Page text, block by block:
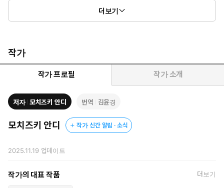
스로 생각하는 힘을 되찾아야 한다’는 화두를 던지며 생성형 AI가 빠
르게 확산된 일본 사회에 큰 반향을 일으켰다. 한국 사회 또한 마찬
저자 모치즈키 안디는 세계 4대 컨설팅 회사에서 4년 연속 최우수
직원으로 선정된 로지컬 씽킹 전문가다. 그는 자신의 풍부한 경험
을 바탕으로 로지컬 씽킹을 업데이트하고, 이 책을 통해 논리를 갖
추면서도 창의적으로 문제를 해결하는 구체적인 방법을 소개한
다. 무엇보다 회의?보고?기획?영업 등 다양한 비즈니스 상황을
들며 논리적 사고를 발휘하는 노하우를 아낌없이 전수한다.
하다’는 사람부터 ‘논리적이만 평범하고 설득력이 약하다’는 사람
를 겸비해 AI 시대에 살아남는 인재가 될 수 있을 것이다.
더보기
작가
작가 프로필 작가 소개
저자 모치즈키 안디 번역 김윤경
모치즈키 안디 작가 신간 알림 · 소식
2025.11.19 업데이트
작가의 대표 작품 더보기